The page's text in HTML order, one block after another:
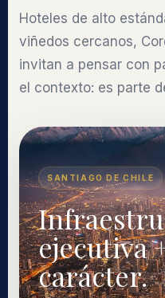
Hoteles de alto
viñedos cercanos,
invitan a pensar con
el contexto: es parte
SANTIAGO DE CHILE
ejecutiva
carácter.